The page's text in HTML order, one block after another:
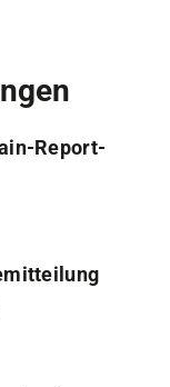
Report-